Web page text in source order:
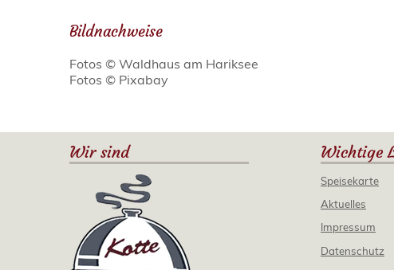
Bildnachweise
Fotos © Waldhaus am Hariksee
Fotos © Pixabay
Wir sind Wichtige
Speisekarte
Aktuelles
Impressum
Datenschutz